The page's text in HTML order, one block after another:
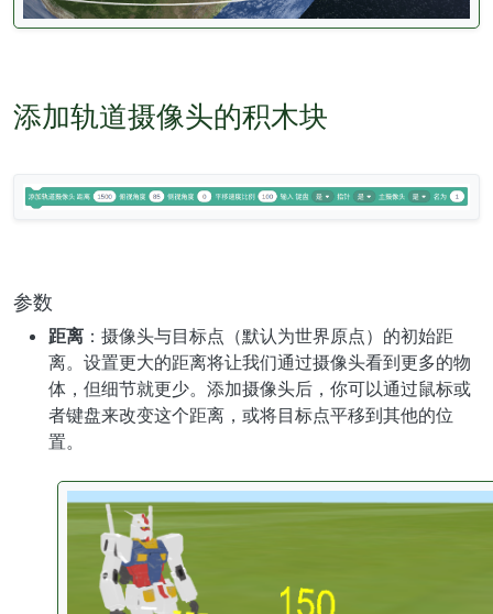
添加轨道摄像头的积木块
参数
距离 ：摄像头与目标点（默认为世界原点）的初始距
离。设置更大的距离将让我们通过摄像头看到更多的物
体，但细节就更少。添加摄像头后，你可以通过鼠标或
者键盘来改变这个距离，或将目标点平移到其他的位
置。